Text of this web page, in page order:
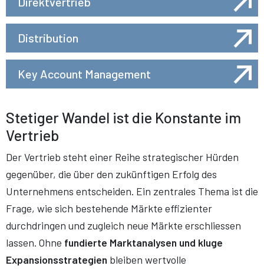
Distribution
Key Account Management
Stetiger Wandel ist die Konstante im
Vertrieb
Der Vertrieb steht einer Reihe strategischer Hürden
gegenüber, die über den zukünftigen Erfolg des
Unternehmens entscheiden. Ein zentrales Thema ist die
Frage, wie sich bestehende Märkte effizienter
durchdringen und zugleich neue Märkte erschliessen
lassen. Ohne fundierte Marktanalysen und kluge
Expansionsstrategien bleiben wertvolle